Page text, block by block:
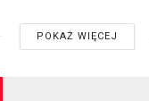
POKAŻ WIĘCEJ